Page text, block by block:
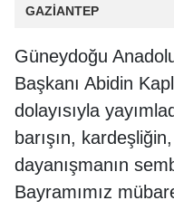
GAZİANTEP
Güneydoğu
Başkanı Abidin
dolayısıyla
barışın,
dayanışmanın
Bayramımız